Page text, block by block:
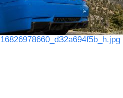
16826978660_d32a694f5b_h.jpg